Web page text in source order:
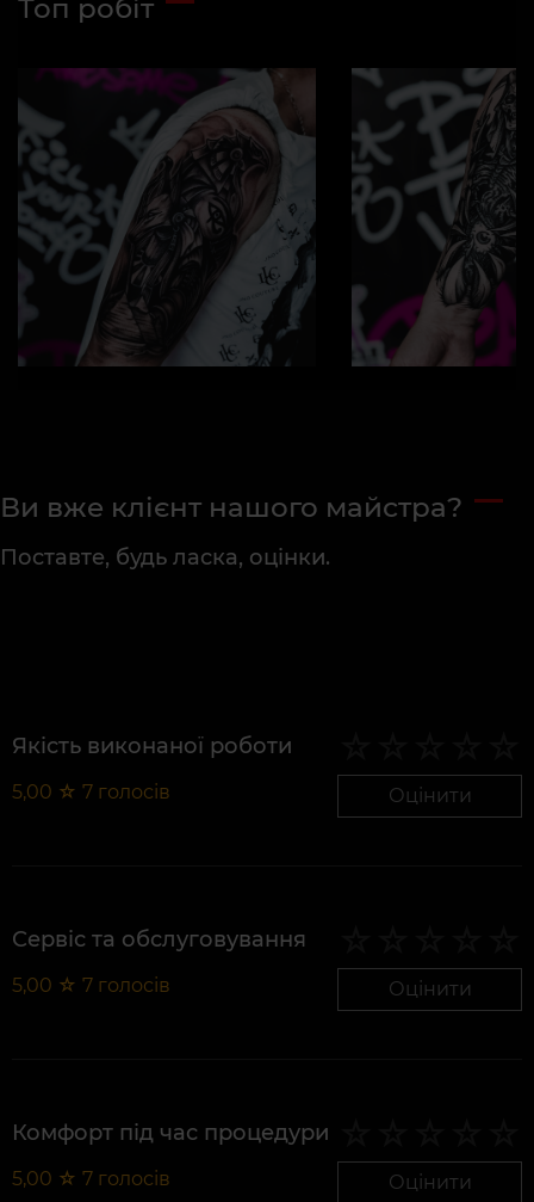
Топ робіт
Ви вже клієнт нашого майстра?
Поставте, будь ласка, оцінки.
Якість виконаної роботи
5,00 ☆ 7 голосів Оцінити
Сервіс та обслуговування
5,00 ☆ 7 голосів Оцінити
Комфорт під час процедури
5,00 ☆ 7 голосів Оцінити